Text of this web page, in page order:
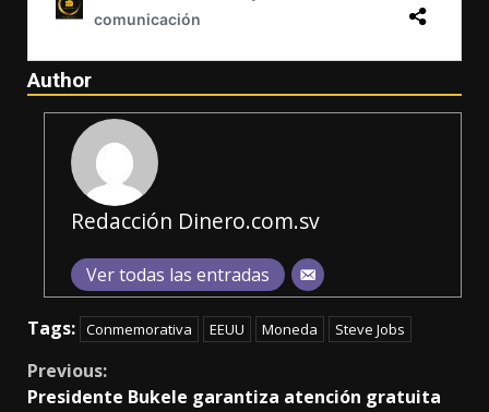
Author
Redacción Dinero.com.sv
Ver todas las entradas
Tags: Conmemorativa EEUU Moneda Steve Jobs
Continue
Previous:
Presidente Bukele garantiza atención gratuita